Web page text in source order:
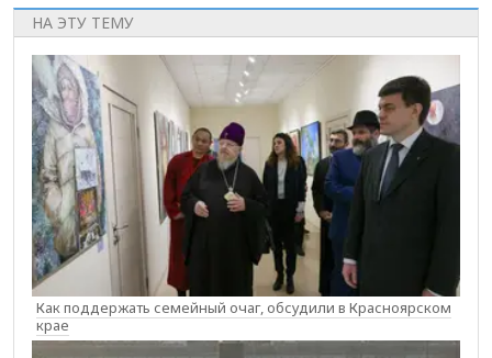
НА ЭТУ ТЕМУ
Как поддержать семейный очаг, обсудили в Красноярском
крае